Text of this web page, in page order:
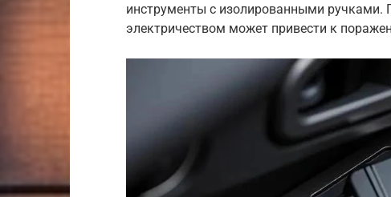
инструменты с изолированными ручками.
электричеством может привести к